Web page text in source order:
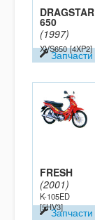
DRAGSTAR
650
(1997)
XVS650 [4XP2]
Запчасти
FRESH
(2001)
K-105ED
[5HV3]Запчасти